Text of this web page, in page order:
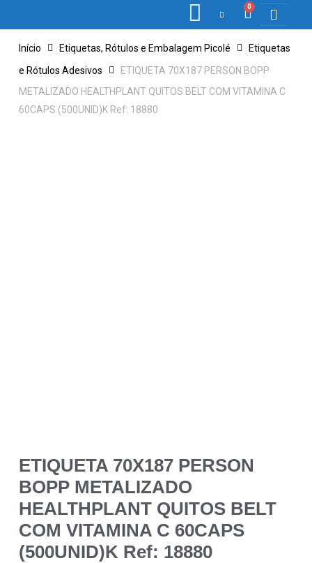
0
Início Etiquetas, Rótulos e Embalagem Picolé
Etiquetas
e Rótulos Adesivos
ETIQUETA 70X187 PERSON BOPP
METALIZADO HEALTHPLANT QUITOS BELT COM VITAMINA C
60CAPS (500UNID)K Ref: 18880
ETIQUETA 70X187 PERSON
BOPP METALIZADO
HEALTHPLANT QUITOS BELT
COM VITAMINA C 60CAPS
(500UNID)K Ref: 18880